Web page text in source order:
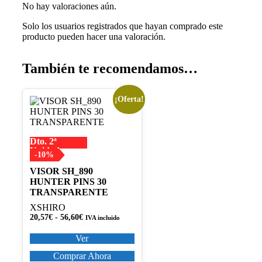
No hay valoraciones aún.
Solo los usuarios registrados que hayan comprado este
producto pueden hacer una valoración.
También te recomendamos…
¡Oferta!
Dto. 2ª
Unidad
-10%
VISOR SH_890
HUNTER PINS 30
TRANSPARENTE
XSHIRO
20,57€ - 56,60€Rango
precios:
desde
20,57€
IVA incluido
Ver
Este
producto
tiene
variantes.
Las
opciones
se
pueden
elegir
en
la
Comprar Ahora